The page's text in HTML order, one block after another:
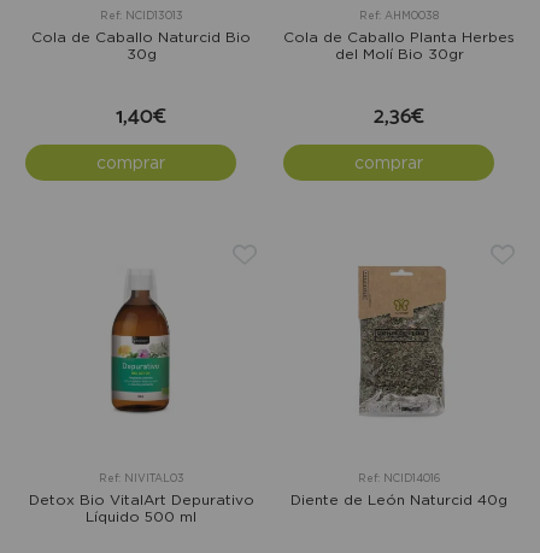
Ref: NCID13013
Cola de Caballo Naturcid Bio
30g
1,40€
comprar
Ref: AHM0038
Cola de Caballo Planta Herbes
del Molí Bio 30gr
2,36€
comprar
Ref: NIVITAL03
Detox Bio VitalArt Depurativo
Líquido 500 ml
Ref: NCID14016
Diente de León Naturcid 40g